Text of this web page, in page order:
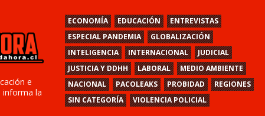
e
informa la
ECONOMÍA EDUCACIÓN
ENTREVISTAS
ESPECIAL PANDEMIA
GLOBALIZACIÓN
INTELIGENCIA
INTERNACIONAL
JUDICIAL
JUSTICIA Y DDHH
LABORAL
MEDIO AMBIENTE
NACIONAL
PACOLEAKS PROBIDAD
REGIONES
SIN CATEGORÍA
VIOLENCIA POLICIAL